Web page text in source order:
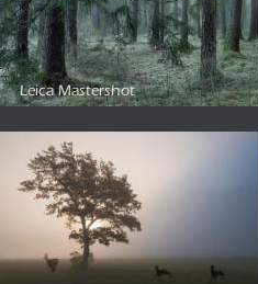
Leica Mastershot